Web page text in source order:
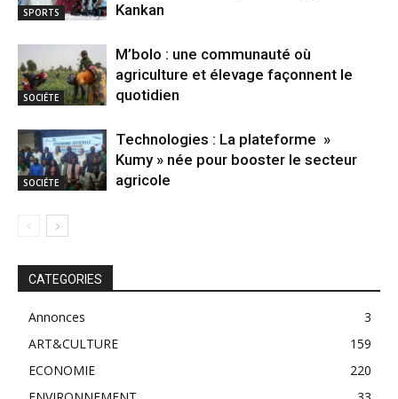
SPORTS
Kankan
SOCIÉTE
M’bolo : une communauté où
agriculture et élevage façonnent le
quotidien
SOCIÉTE
Technologies : La plateforme »
Kumy » née pour booster le secteur
agricole
CATEGORIES
Annonces
3
ART&CULTURE
159
ECONOMIE
220